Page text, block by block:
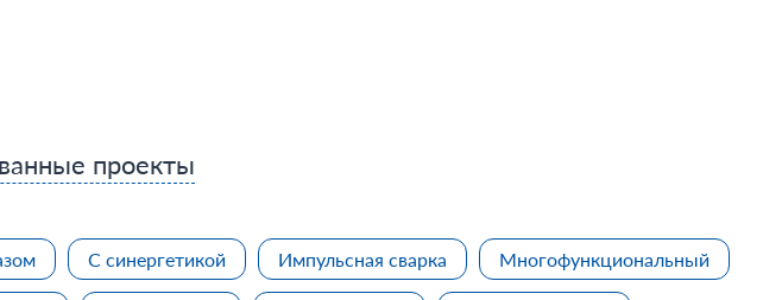
проекты
С синергетикой Импульсная сварка Многофункциональный